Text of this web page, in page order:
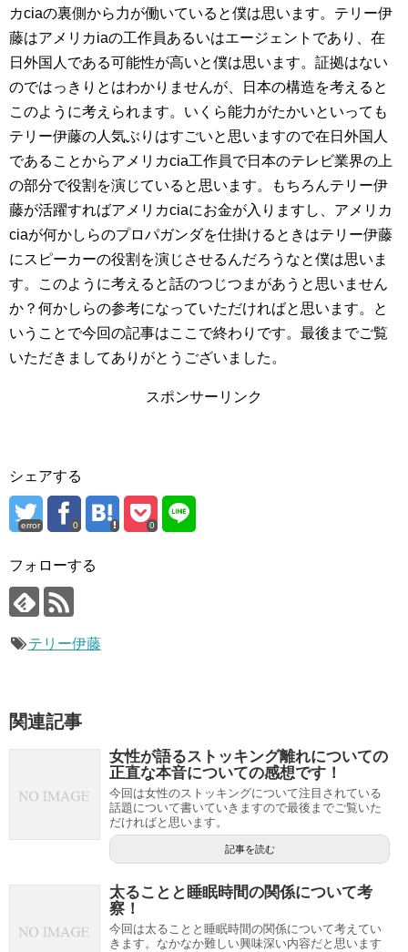
カciaの裏側から力が働いていると僕は思います。テリー伊
藤はアメリカiaの工作員あるいはエージェントであり、在
日外国人である可能性が高いと僕は思います。証拠はない
のではっきりとはわかりませんが、日本の構造を考えると
このように考えられます。いくら能力がたかいといっても
テリー伊藤の人気ぶりはすごいと思いますので在日外国人
であることからアメリカcia工作員で日本のテレビ業界の上
の部分で役割を演じていると思います。もちろんテリー伊
藤が活躍すればアメリカciaにお金が入りますし、アメリカ
ciaが何かしらのプロパガンダを仕掛けるときはテリー伊藤
にスピーカーの役割を演じさせるんだろうなと僕は思いま
す。このように考えると話のつじつまがあうと思いません
か？何かしらの参考になっていただければと思います。と
いうことで今回の記事はここで終わりです。最後までご覧
いただきましてありがとうございました。
スポンサーリンク
シェアする
error 0 0
フォローする
テリー伊藤
関連記事
女性が語るストッキング離れについての
正直な本音についての感想です！
今回は女性のストッキングについて注目されている
話題について書いていきますので最後までご覧いた
だければと思います。
記事を読む
太ることと睡眠時間の関係について考
察！
今回は太ることと睡眠時間の関係について考えてい
きます。なかなか難しい興味深い内容だと思います